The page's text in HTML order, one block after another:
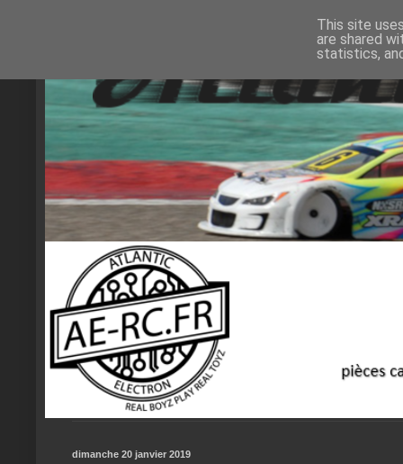
dimanche 20 janvier 2019
This site
are shared
statistics,